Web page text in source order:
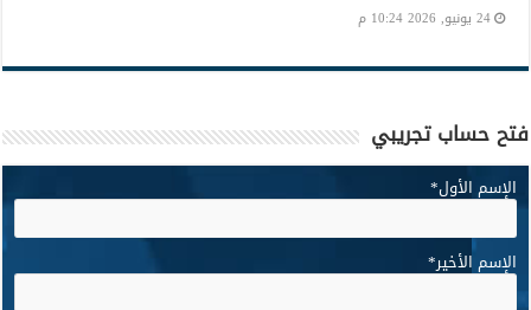
24 يونيو, 2026 10:24 م
فتح حساب تجريبي
الإسم الأول*
الإسم الأخير*